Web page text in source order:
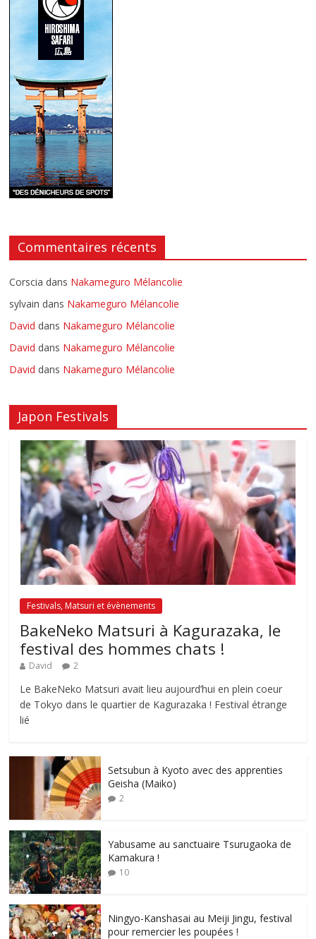
Commentaires récents
Corscia dans Nakameguro Mélancolie
sylvain dans Nakameguro Mélancolie
David dans Nakameguro Mélancolie
David dans Nakameguro Mélancolie
David dans Nakameguro Mélancolie
Japon Festivals
Festivals, Matsuri et évènements
BakeNeko Matsuri à Kagurazaka, le
festival des hommes chats !
David 2
Le BakeNeko Matsuri avait lieu aujourd’hui en plein coeur
de Tokyo dans le quartier de Kagurazaka ! Festival étrange
lié
Setsubun à Kyoto avec des apprenties
Geisha (Maiko)
2
Yabusame au sanctuaire Tsurugaoka de
Kamakura !
10
Ningyo-Kanshasai au Meiji Jingu, festival
pour remercier les poupées !